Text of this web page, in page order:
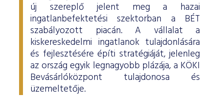
új szereplő jelent meg a hazai
ingatlanbefektetési szektorban a BÉT
szabályozott piacán. A vállalat a
kiskereskedelmi ingatlanok tulajdonlására
és fejlesztésére építi stratégiáját, jelenleg
az ország egyik legnagyobb plázája, a KÖKI
Bevásárlóközpont tulajdonosa és
üzemeltetője.